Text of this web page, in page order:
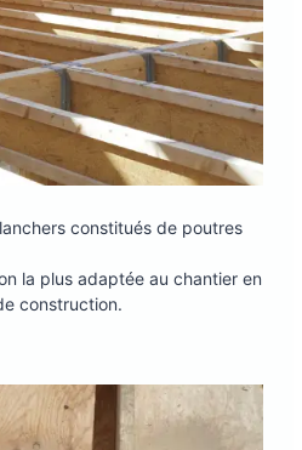
constitués de poutres
la plus adaptée au chantier en
construction.